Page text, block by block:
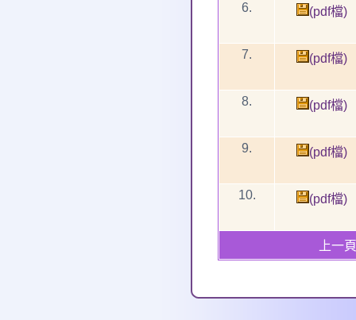
6. (pdf檔)
7. (pdf檔)
8. (pdf檔)
9. (pdf檔)
10. (pdf檔)
上一頁